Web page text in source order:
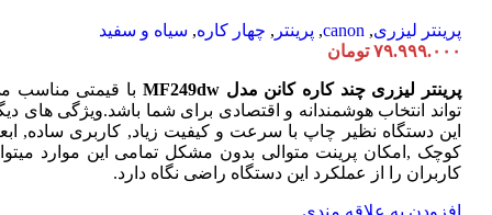
پرینتر لیزری,
canon
, پرینتر , چهار کاره, سیاه و سفید
۷۹.۹۹۹.۰۰۰ تومان
پرینتر لیزری چند کاره کانن مدل MF249dw
با قیمتی مناسب
تواند انتخاب هوشمندانه و اقتصادی برای شما باشد.ویژگی های
این دستگاه نظیر چاپ با سرعت و کیفیت زیاد, کاربری ساده,
کوچک ,امکان پرینت متوالی بدون مشکل تمامی این موارد
کاربران را از عملکرد این دستگاه راضی نگاه دارد.
افزودن به علاقه مندی